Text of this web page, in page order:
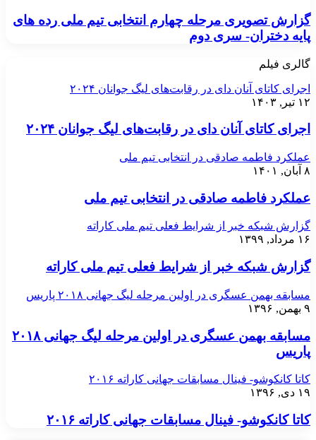
گزارش تصویری مرحله چهارم انتخابی تیم ملی رده های
پایه دختران- سری دوم
گالری فیلم
اجرای کاتای آنان دای در رقابت‌های لیگ جوانان ۲۰۲۴
۱۲ تیر, ۱۴۰۳
اجرای کاتای آنان دای در رقابت‌های لیگ جوانان ۲۰۲۴
عملکرد فاطمه صادقی در انتخابی تیم ملی
۸ آبان, ۱۴۰۱
عملکرد فاطمه صادقی در انتخابی تیم ملی
گزارش شبکه خبر از شرایط فعلی تیم ملی کاراته
۱۶ مرداد, ۱۳۹۹
گزارش شبکه خبر از شرایط فعلی تیم ملی کاراته
مسابقه بهمن عسگری در اولین مرحله لیگ جهانی ۲۰۱۸ پاریس
۹ بهمن, ۱۳۹۶
مسابقه بهمن عسگری در اولین مرحله لیگ جهانی ۲۰۱۸
پاریس
کاتا کانکوشو- فینال مسابقات جهانی کاراته ۲۰۱۶
۱۹ دی, ۱۳۹۶
کاتا کانکوشو- فینال مسابقات جهانی کاراته ۲۰۱۶